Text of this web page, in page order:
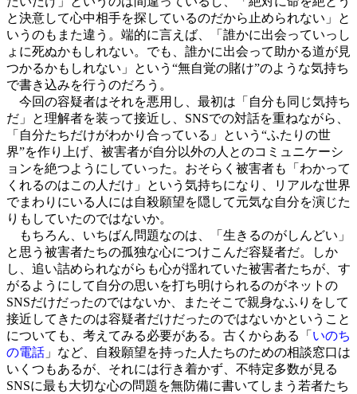
と決意して心中相手を探しているのだから止められない」と
いうのもまた違う。端的に言えば、「誰かに出会っていっし
ょに死ぬかもしれない。でも、誰かに出会って助かる道が見
つかるかもしれない」という“無自覚の賭け”のような気持ち
で書き込みを行うのだろう。
今回の容疑者はそれを悪用し、最初は「自分も同じ気持ち
だ」と理解者を装って接近し、SNSでの対話を重ねながら、
「自分たちだけがわかり合っている」という“ふたりの世
界”を作り上げ、被害者が自分以外の人とのコミュニケーシ
ョンを絶つようにしていった。おそらく被害者も「わかって
くれるのはこの人だけ」という気持ちになり、リアルな世界
でまわりにいる人には自殺願望を隠して元気な自分を演じた
りもしていたのではないか。
もちろん、いちばん問題なのは、「生きるのがしんどい」
と思う被害者たちの孤独な心につけこんだ容疑者だ。しか
し、追い詰められながらも心が揺れていた被害者たちが、す
がるようにして自分の思いを打ち明けられるのがネットの
SNSだけだったのではないか、またそこで親身なふりをして
接近してきたのは容疑者だけだったのではないかということ
についても、考えてみる必要がある。古くからある「 いのち
の電話 」など、自殺願望を持った人たちのための相談窓口は
いくつもあるが、それには行き着かず、不特定多数が見る
SNSに最も大切な心の問題を無防備に書いてしまう若者たち